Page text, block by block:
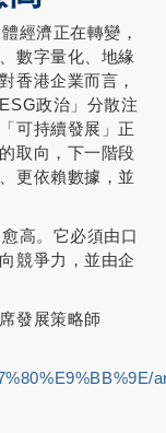
經濟正在轉變，
數字量化、地緣
香港企業而言，
政治」分散注
可持續發展」正
取向，下一階段
更依賴數據，並
高。它必須由口
競爭力，並由企
發展策略師